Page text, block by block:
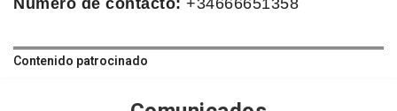
Número de contacto: +34666651358
Contenido patrocinado